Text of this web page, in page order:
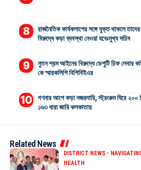
রাজনৈতিক কার্যকলাপের সঙ্গে যুক্ত থাকলে তাদের
বিরুদ্ধে কড়া ব্যবস্থা নেওয়া হবেঃমুখ্য সচিব
নুতন শ্রম আইনের বিরুদ্ধে ডেপুটি চিফ লেবার
কে স্মারকলিপি বিপিবিইএর
গণনার আগে কড়া নজরদারি, স্ট্রংরুম ঘিরে ২০০
১৬৩ ধারা জারি কলকাতায়
Related News
DISTRICT NEWS -
HEALTH